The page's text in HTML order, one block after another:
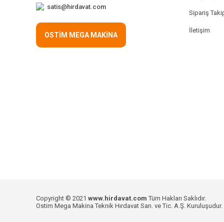
satis@hirdavat.com
OSTİM MEGA MAKİNA
Sipariş
İletişim
Copyright © 2021 www.hirdavat.com Tüm Hakları Saklıdır.
Ostim Mega Makina Teknik Hırdavat San. ve Tic. A.Ş. Kuruluşudur.